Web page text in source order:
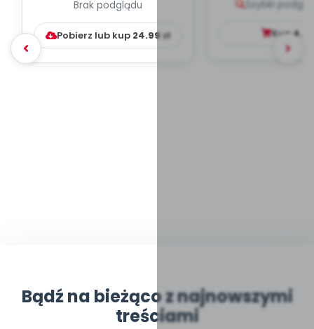
WYCHOWAWCZO –
DYDAKTYC...
Brak podglądu
Pobierz lub kup 24.99zł
Szybki
Kup
Bądź na bieżąco z najnowszymi
treściami